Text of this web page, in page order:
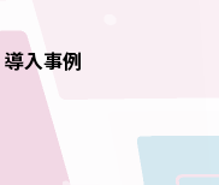
導入事例